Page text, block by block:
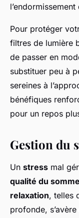
Pour protéger
filtres de lumière
de passer en
substituer peu à
sereines à
bénéfiques
pour un repos
Gestion du
Un stress mal
qualité du
relaxation, telles
profonde,